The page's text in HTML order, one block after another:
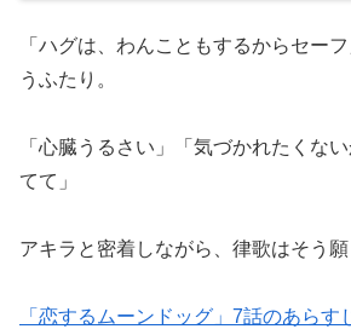
「ハグは、わんこともするからセー
うふたり。
「心臓うるさい」「気づかれたくな
てて」
アキラと密着しながら、律歌はそう願
「恋するムーンドッグ」7話のあらす